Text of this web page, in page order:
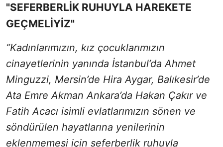
"SEFERBERLİK RUHUYLA HAREKETE
GEÇMELİYİZ"
“Kadınlarımızın, kız çocuklarımızın
cinayetlerinin yanında İstanbul’da Ahmet
Minguzzi, Mersin’de Hira Aygar, Balıkesir’de
Ata Emre Akman Ankara’da Hakan Çakır ve
Fatih Acacı isimli evlatlarımızın sönen ve
söndürülen hayatlarına yenilerinin
eklenmemesi için seferberlik ruhuyla